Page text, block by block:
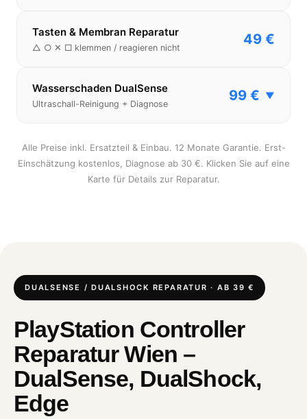
Tasten & Membran Reparatur
△ ○ ✕ □ klemmen / reagieren nicht
49 €
Wasserschaden DualSense
Ultraschall-Reinigung + Diagnose
99 € ▼
Alle Preise inkl. Ersatzteil & Einbau. 12 Monate Garantie. Erst-
Einschätzung kostenlos, Diagnose ab 30 €. Klicken Sie auf eine
Karte für Details zur Reparatur.
DUALSENSE / DUALSHOCK REPARATUR · AB 39 €
PlayStation Controller
Reparatur Wien –
DualSense, DualShock,
Edge